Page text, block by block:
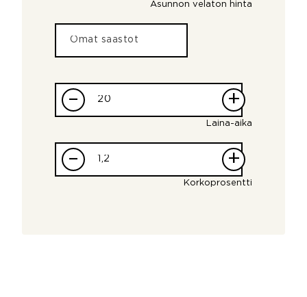
Asunnon velaton hinta
– +
Laina-aika
– +
Korkoprosentti